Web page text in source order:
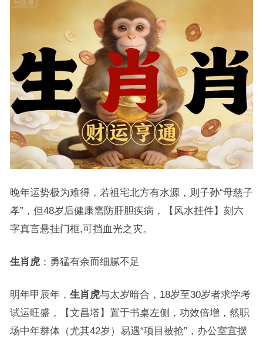
晚年运势极为难得，若祖宅北方有水源，则子孙“母慈子
孝”，但48岁后健康需防肝胆疾病，【风水挂件】刻六
字真言悬挂门框,可挡血光之灾。
生肖虎：勇猛有余而细腻不足
明年甲辰年， 生肖虎与太岁暗合，18岁至30岁者求学考
试运旺盛，【文昌塔】置于书桌左侧，功效倍增，然职
场中年群体（尤其42岁）易遇“项目被抢”，办公室宜摆